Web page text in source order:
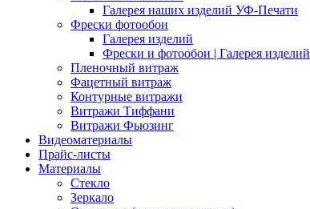
Галерея наших изделий УФ-Печати
Фрески фотообои
Галерея изделий
Фрески и фотообои | Галерея изделий
Пленочный витраж
Фацетный витраж
Контурные витражи
Витражи Тиффани
Витражи Фьюзинг
Видеоматериалы
Прайс-листы
Материалы
Стекло
Зеркало